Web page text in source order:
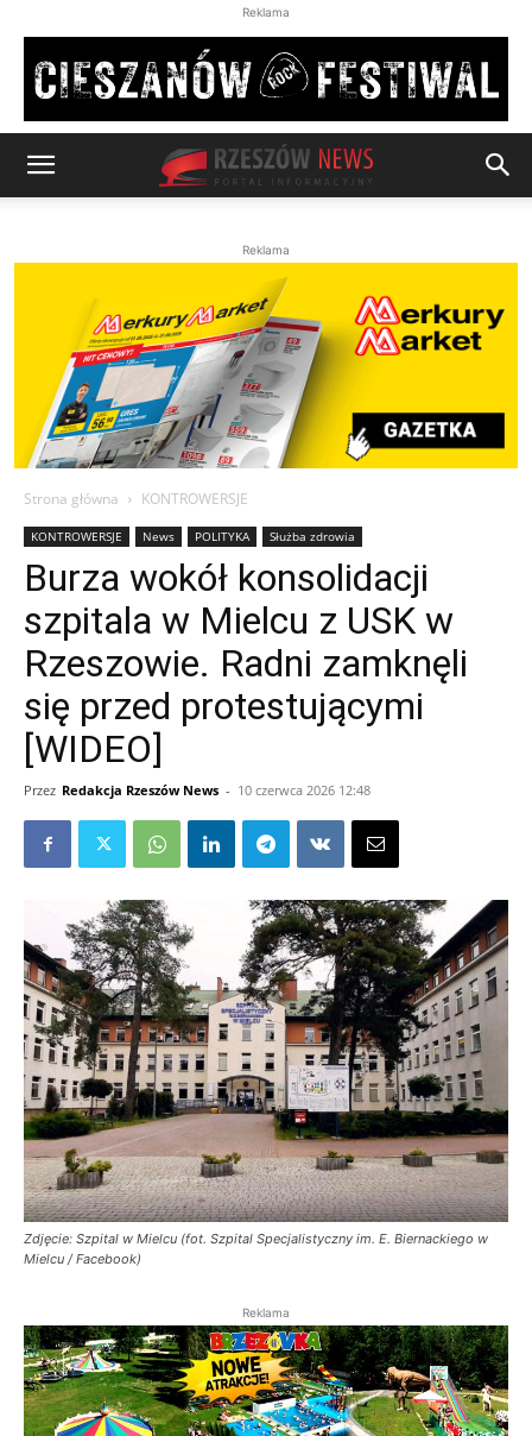
Reklama
Reklama
Strona główna KONTROWERSJE
KONTROWERSJE News POLITYKA Służba zdrowia
Burza wokół konsolidacji
szpitala w Mielcu z USK w
Rzeszowie. Radni zamknęli
się przed protestującymi
[WIDEO]
Przez Redakcja Rzeszów News - 10 czerwca 2026 12:48
Zdjęcie: Szpital w Mielcu (fot. Szpital Specjalistyczny im. E. Biernackiego w
Mielcu / Facebook)
Reklama